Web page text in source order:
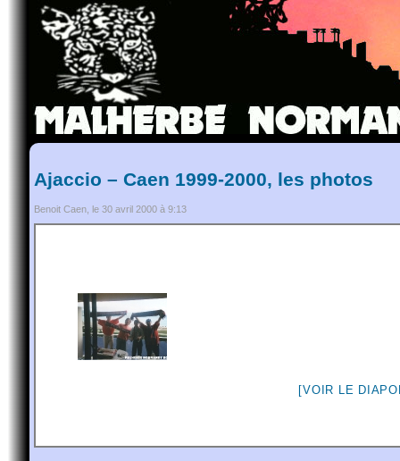
Ajaccio – Caen 1999-2000, les photos
Benoit Caen, le 30 avril 2000 à 9:13
[VOIR LE